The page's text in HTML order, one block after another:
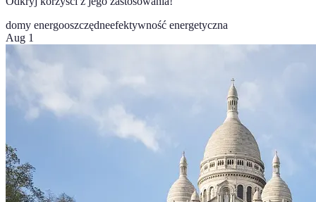
domy energooszczędneefektywność energetyczna
Aug 1